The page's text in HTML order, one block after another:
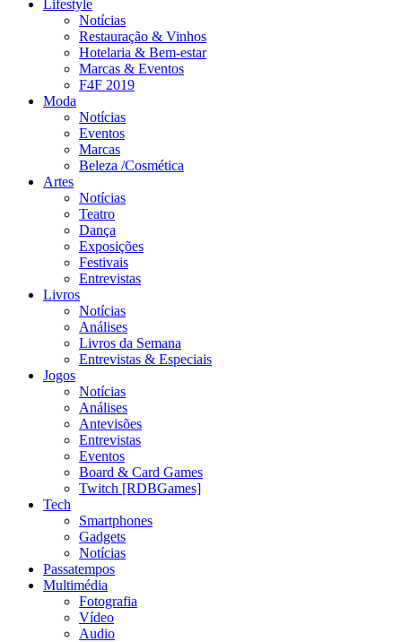
Lifestyle
Notícias
Restauração & Vinhos
Hotelaria & Bem-estar
Marcas & Eventos
F4F 2019
Moda
Notícias
Eventos
Marcas
Beleza /Cosmética
Artes
Notícias
Teatro
Dança
Exposições
Festivais
Entrevistas
Livros
Notícias
Análises
Livros da Semana
Entrevistas & Especiais
Jogos
Notícias
Análises
Antevisões
Entrevistas
Eventos
Board & Card Games
Twitch [RDBGames]
Tech
Smartphones
Gadgets
Notícias
Passatempos
Multimédia
Fotografia
Vídeo
Audio